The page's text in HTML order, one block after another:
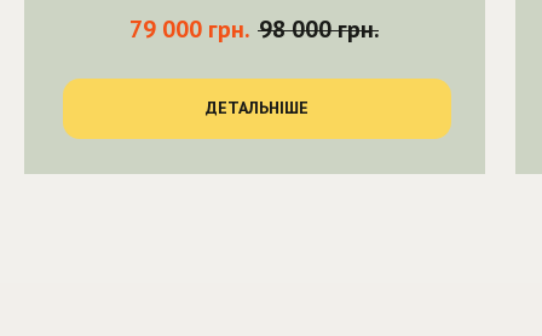
79 000 грн. 98 000грн.
ДЕТАЛЬНІШЕ